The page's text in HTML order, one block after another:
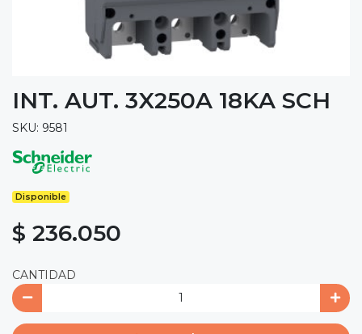
INT. AUT. 3X250A 18KA SCH
SKU: 9581
Disponible
$ 236.050
CANTIDAD